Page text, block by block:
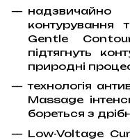
контурування
Gentle
підтягнуть
природні
технологія
Massage
бореться з
Low-Voltage